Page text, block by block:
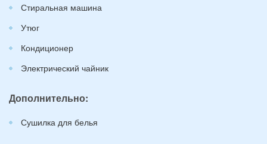
Стиральная машина
Утюг
Кондиционер
Электрический чайник
Дополнительно:
Сушилка для белья